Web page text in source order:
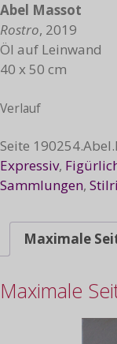
Abel Massot
Rostro, 2019
Öl auf Leinwand
40 x 50 cm
Verlauf
Seite
Expressiv,
Sammlungen,
Maximale
Maximale